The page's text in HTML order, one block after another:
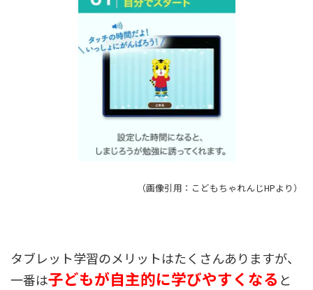
（画像引用：こどもちゃれんじHPより）
タブレット学習のメリットはたくさんありますが、
一番は子どもが自主的に学びやすくなる と